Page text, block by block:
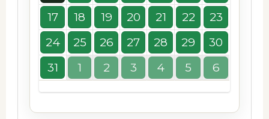
17 18 19 20 21 22 23
24 25 26 27 28 29 30
31 1 2 3 4 5 6